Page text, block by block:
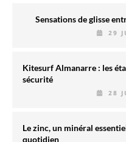
Sensations de glisse
29
Kitesurf Almanarre : les
sécurité
28
Le zinc, un minéral
quotidien